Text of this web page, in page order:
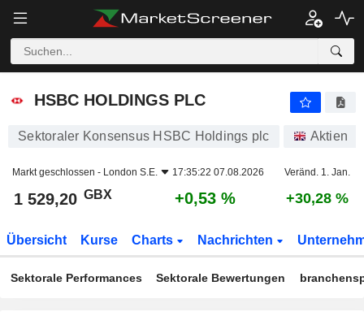
HSBC HOLDINGS PLC
HSBC HOLDINGS PLC
Sektoraler Konsensus HSBC Holdings plc Aktien
Markt geschlossen - London S.E. 17:35:22 07.08.2026 Veränd. 1. Jan.
1 529,20 GBX +0,53 % +30,28 %
Übersicht Kurse Charts Nachrichten
Sektorale Performances Sektorale Bewertungen